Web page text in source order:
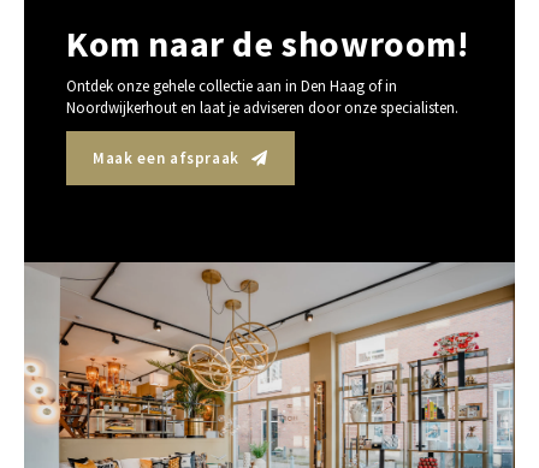
Kom naar de showroom!
Ontdek onze gehele collectie aan in Den Haag of in
Noordwijkerhout en laat je adviseren door onze specialisten.
Maak een afspraak